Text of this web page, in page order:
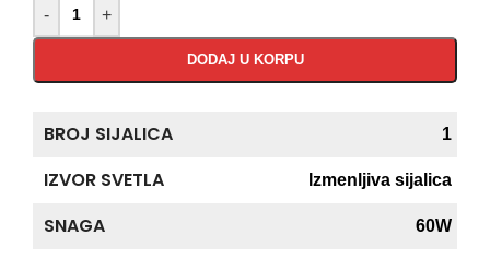
- +
DODAJ U KORPU
BROJ SIJALICA 1
IZVOR SVETLA Izmenljiva sijalica
SNAGA 60W